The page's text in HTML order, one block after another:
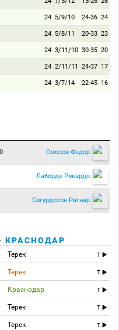
24 5/9/10 24-36 24
24 5/8/11 20-33 23
24 3/11/10 30-35 20
24 2/11/11 24-37 17
24 3/7/14 22-45 16
Смолов Федор
Лаборде Рикардо
Сигурдссон Рагнар
КРАСНОДАР
Терек
T
Терек
T
Краснодар
T
Терек
T
Терек T